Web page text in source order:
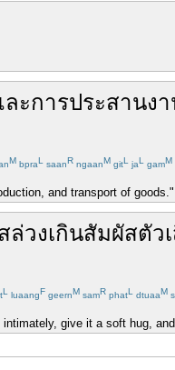
ละการประสานง
M bpraL saanR ngaanM gitL jaL gamM
and transport of goods."
ล่วงเกินสัมผัสตัว
L luaangF geernM samR phatL dtuaaM
give it a soft hug,